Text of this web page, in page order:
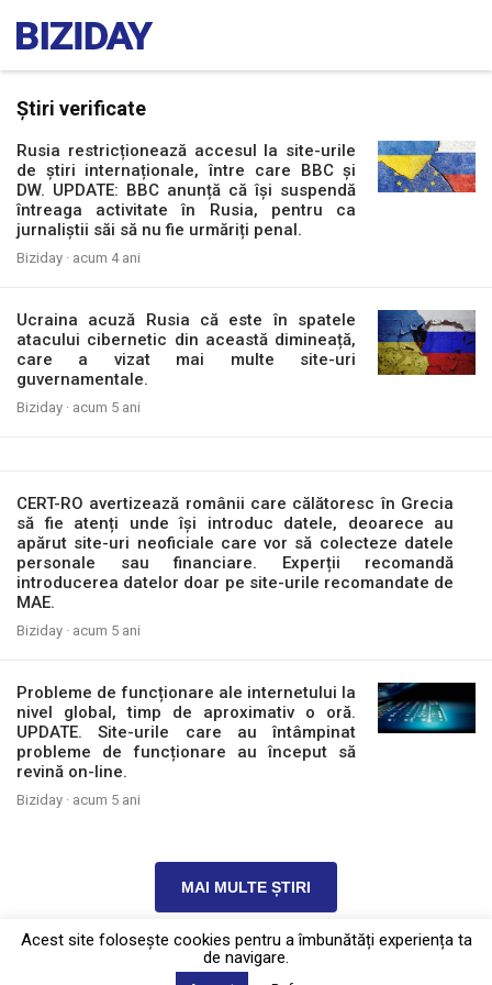
Știri verificate
Rusia restricționează accesul la site-urile
de știri internaționale, între care BBC și
DW. UPDATE: BBC anunță că își suspendă
întreaga activitate în Rusia, pentru ca
jurnaliștii săi să nu fie urmăriți penal.
Biziday · acum 4 ani
Ucraina acuză Rusia că este în spatele
atacului cibernetic din această dimineață,
care a vizat mai multe site-uri
guvernamentale.
Biziday · acum 5 ani
CERT-RO avertizează românii care călătoresc în Grecia
să fie atenți unde își introduc datele, deoarece au
apărut site-uri neoficiale care vor să colecteze datele
personale sau financiare. Experții recomandă
introducerea datelor doar pe site-urile recomandate de
MAE.
Biziday · acum 5 ani
Probleme de funcționare ale internetului la
nivel global, timp de aproximativ o oră.
UPDATE. Site-urile care au întâmpinat
probleme de funcționare au început să
revină on-line.
Biziday · acum 5 ani
MAI MULTE ȘTIRI
Politica de confidențialitate
Acest site foloseşte cookies pentru a îmbunătăți experiența ta
de navigare.